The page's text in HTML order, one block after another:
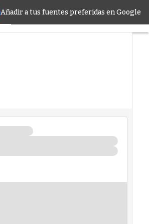
Añadir a tus fuentes preferidas en Google